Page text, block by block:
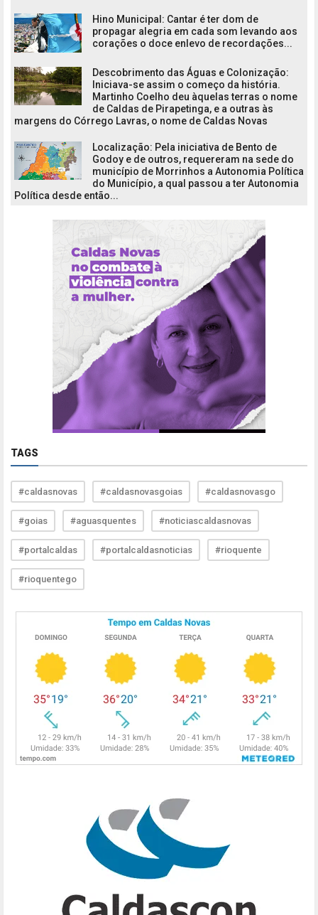
Hino Municipal: Cantar é ter dom de
propagar alegria em cada som levando aos
corações o doce enlevo de recordações...
Descobrimento das Águas e Colonização:
Iniciava-se assim o começo da história.
Martinho Coelho deu àquelas terras o nome
de Caldas de Pirapetinga, e a outras às
margens do Córrego Lavras, o nome de Caldas Novas
Localização: Pela iniciativa de Bento de
Godoy e de outros, requereram na sede do
município de Morrinhos a Autonomia Política
do Município, a qual passou a ter Autonomia
Política desde então...
TAGS
#caldasnovas #caldasnovasgoias #caldasnovasgo
#goias #aguasquentes #noticiascaldasnovas
#portalcaldas #portalcaldasnoticias #rioquente
#rioquentego